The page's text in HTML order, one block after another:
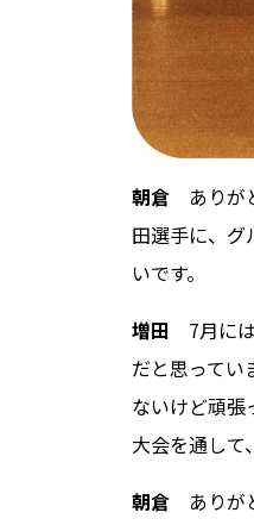
朝倉
ありが
田選手に、グ
いです。
増田
7月に
だと思ってい
ないけど頑張
大会を通して
朝倉
ありが